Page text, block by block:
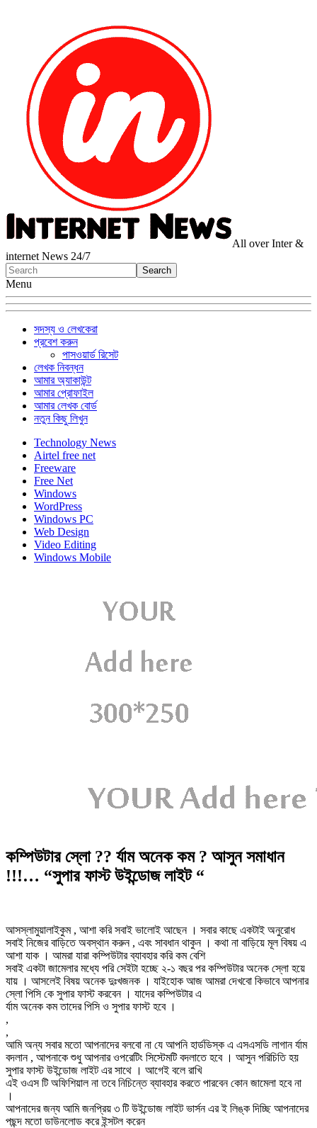
All over Inter &
internet News 24/7
Menu
সদস্য ও লেখকেরা
প্রবেশ করুন
পাসওয়ার্ড রিসেট
লেখক নিবন্ধন
আমার অ্যাকাউন্ট
আমার প্রোফাইল
আমার লেখক বোর্ড
নতুন কিছু লিখুন
Technology News
Airtel free net
Freeware
Free Net
Windows
WordPress
Windows PC
Web Design
Video Editing
Windows Mobile
কম্পিউটার স্লো ?? র্যাম অনেক কম ? আসুন সমাধান
!!!… “সুপার ফাস্ট উইন্ডোজ লাইট “
আসস্লামুয়ালাইকুম , আশা করি সবাই ভালোই আছেন । সবার কাছে একটাই অনুরোধ
সবাই নিজের বাড়িতে অবস্থান করুন , এবং সাবধান থাকুন । কথা না বাড়িয়ে মূল বিষয় এ
আশা যাক । আমরা যারা কম্পিউটার ব্যাবহার করি কম বেশি
সবাই একটা জামেলার মধ্যে পরি সেইটা হচ্ছে ২-১ বছর পর কম্পিউটার অনেক স্লো হয়ে
যায় । আসলেই বিষয় অনেক দুঃখজনক । যাইহোক আজ আমরা দেখবো কিভাবে আপনার
স্লো পিসি কে সুপার ফাস্ট করবেন । যাদের কম্পিউটার এ
র্যাম অনেক কম তাদের পিসি ও সুপার ফাস্ট হবে ।
,
,
আমি অন্য সবার মতো আপনাদের বলবো না যে আপনি হার্ডডিস্ক এ এসএসডি লাগান র্যাম
বদলান , আপনাকে শুধু আপনার ওপরেটিং সিস্টেমটি বদলাতে হবে । আসুন পরিচিতি হয়
সুপার ফাস্ট উইন্ডোজ লাইট এর সাথে । আগেই বলে রাখি
এই ওএস টি অফিশিয়াল না তবে নিচিন্তে ব্যাবহার করতে পারবেন কোন জামেলা হবে না
।
আপনাদের জন্য আমি জনপ্রিয় ৩ টি উইন্ডোজ লাইট ভার্সন এর ই লিঙ্ক দিচ্ছি আপনাদের
পছন্দ মতো ডাউনলোড করে ইন্সটল করেন